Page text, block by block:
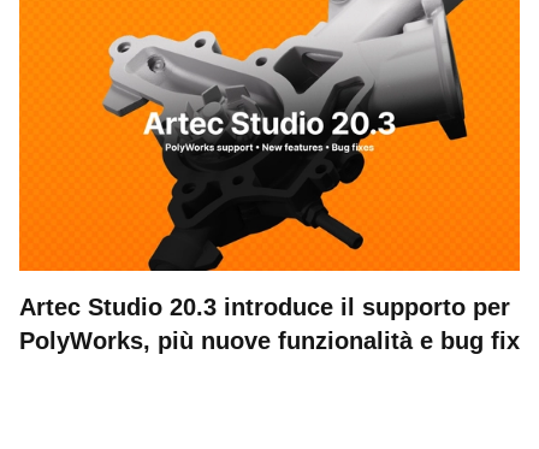
Artec Studio 20.3 introduce il supporto per
PolyWorks, più nuove funzionalità e bug fix